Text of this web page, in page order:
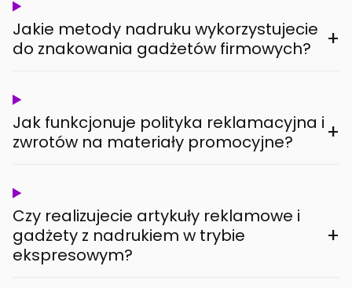
Jakie metody nadruku wykorzystujecie
do znakowania gadżetów firmowych?
+
Jak funkcjonuje polityka reklamacyjna i
zwrotów na materiały promocyjne?
+
Czy realizujecie artykuły reklamowe i
gadżety z nadrukiem w trybie
ekspresowym?
+